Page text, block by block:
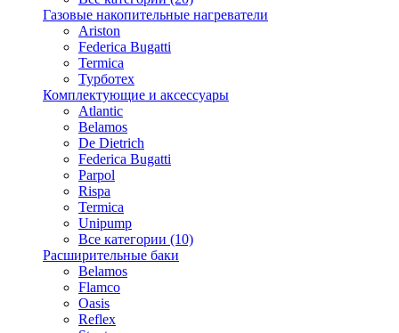
Газовые накопительные нагреватели
Ariston
Federica Bugatti
Termica
Турботех
Комплектующие и аксессуары
Atlantic
Belamos
De Dietrich
Federica Bugatti
Parpol
Rispa
Termica
Unipump
Все категории (10)
Расширительные баки
Belamos
Flamco
Oasis
Reflex